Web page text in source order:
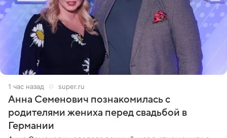
1 час назад super.ru
Анна Семенович познакомилась с
родителями жениха перед свадьбой в
Германии